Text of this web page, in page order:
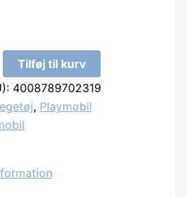
Tilføj til kurv
4008789702319
, Playmobil